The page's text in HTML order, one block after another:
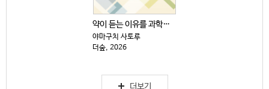
약이 듣는 이유를 과학으로 쉽게 설명했다
야마구치 사토루
더숲, 2026
더보기